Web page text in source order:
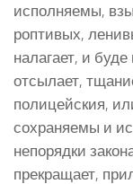
исполняемы,
роптивых,
налагает, и
отсылает,
полицейския,
сохраняемы и
непорядки
прекращает,